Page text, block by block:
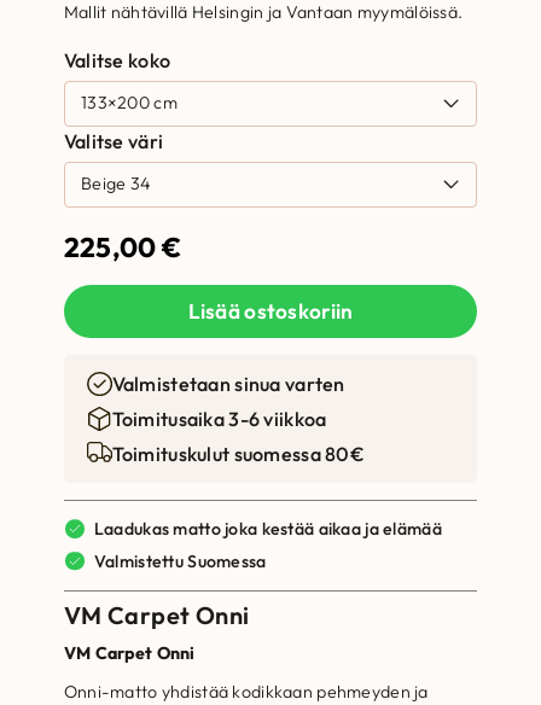
Mallit nähtävillä Helsingin ja Vantaan myymälöissä.
Valitse koko
Valitse väri
225,00€
Lisää ostoskoriin
Valmistetaan sinua varten
Toimitusaika 3-6 viikkoa
Toimituskulut suomessa 80€
Laadukas matto joka kestää aikaa ja elämää
Valmistettu Suomessa
VM Carpet Onni
VM Carpet Onni
Onni-matto yhdistää kodikkaan pehmeyden ja